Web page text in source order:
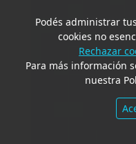
Podés administrar
cookies no
Rechazar
Para más información
nuestra